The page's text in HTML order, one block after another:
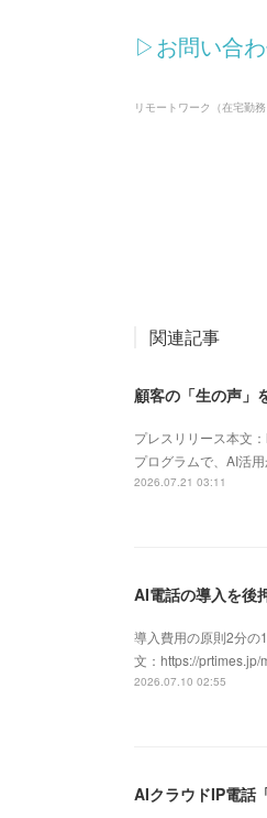
▷お問い合
リモートワーク（在宅勤務
関連記事
顧客の「生の声」
プレスリリース本文
プログラムで、AI活
2026.07.21 03:11
導入費用の原則2分の
文：https://
2026.07.10 02:55